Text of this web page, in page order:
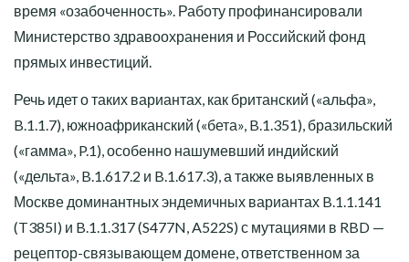
время «озабоченность». Работу профинансировали
Министерство здравоохранения и Российский фонд
прямых инвестиций.
Речь идет о таких вариантах, как британский («альфа»,
B.1.1.7), южноафриканский («бета», B.1.351), бразильский
(«гамма», P.1), особенно нашумевший индийский
(«дельта», B.1.617.2 и B.1.617.3), а также выявленных в
Москве доминантных эндемичных вариантах B.1.1.141
(T385I) и B.1.1.317 (S477N, A522S) с мутациями в RBD —
рецептор-связывающем домене, ответственном за